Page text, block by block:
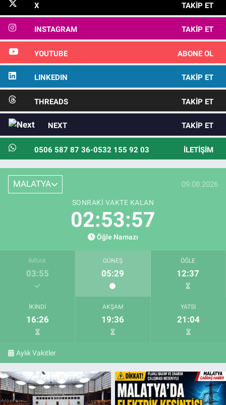
X TAKIP ET
INSTAGRAM TAKIP ET
YOUTUBE ABONE OL
LINKEDIN TAKIP ET
THREADS TAKIP ET
NEXT TAKIP ET
0506 587 87 36-0532 155 92 03 İLETIŞIM
MALATYA 09.08.2026
SONRAKI VAKTE KALAN
02:53:56
Öğle Namazı
İMSAK
03:55
GÜNEŞ
05:29
ÖĞLE
12:37
İKINDI
16:26
AKŞAM
19:36
YATSI
21:04
Aylık Vakitler